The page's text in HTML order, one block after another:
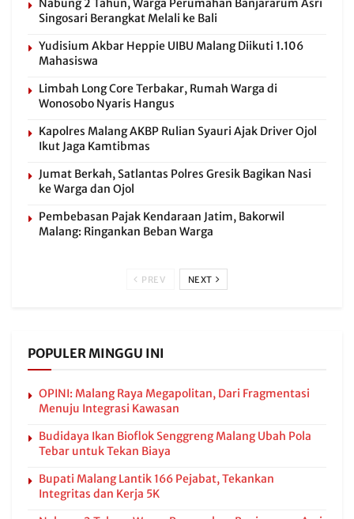
Nabung 2 Tahun, Warga Perumahan Banjararum Asri
Singosari Berangkat Melali ke Bali
Yudisium Akbar Heppie UIBU Malang Diikuti 1.106
Mahasiswa
Limbah Long Core Terbakar, Rumah Warga di
Wonosobo Nyaris Hangus
Kapolres Malang AKBP Rulian Syauri Ajak Driver Ojol
Ikut Jaga Kamtibmas
Jumat Berkah, Satlantas Polres Gresik Bagikan Nasi
ke Warga dan Ojol
Pembebasan Pajak Kendaraan Jatim, Bakorwil
Malang: Ringankan Beban Warga
PREV NEXT
POPULER MINGGU INI
OPINI: Malang Raya Megapolitan, Dari Fragmentasi
Menuju Integrasi Kawasan
Budidaya Ikan Bioflok Senggreng Malang Ubah Pola
Tebar untuk Tekan Biaya
Bupati Malang Lantik 166 Pejabat, Tekankan
Integritas dan Kerja 5K